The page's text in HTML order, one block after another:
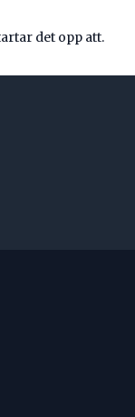
det opp att.